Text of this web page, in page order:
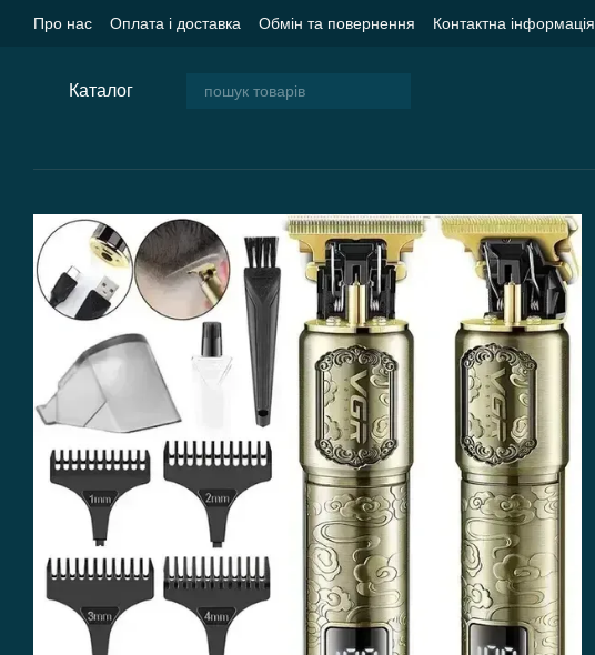
Перейти до основного контенту
Про нас Оплата і доставка Обмін та повернення Контактна інформація
Каталог